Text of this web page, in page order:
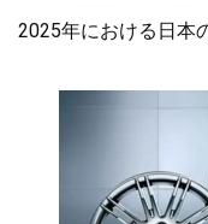
2025年における日本